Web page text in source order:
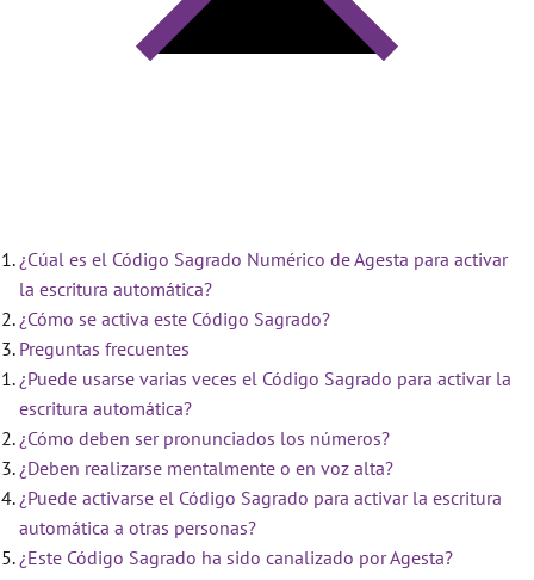
¿Cúal es el Código Sagrado Numérico de Agesta para activar
la escritura automática?
¿Cómo se activa este Código Sagrado?
Preguntas frecuentes
¿Puede usarse varias veces el Código Sagrado para activar la
escritura automática?
¿Cómo deben ser pronunciados los números?
¿Deben realizarse mentalmente o en voz alta?
¿Puede activarse el Código Sagrado para activar la escritura
automática a otras personas?
¿Este Código Sagrado ha sido canalizado por Agesta?